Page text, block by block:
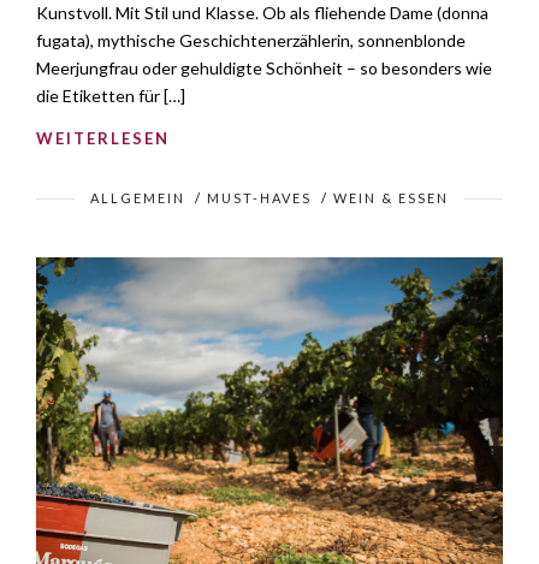
Kunstvoll. Mit Stil und Klasse. Ob als fliehende Dame (donna
fugata), mythische Geschichtenerzählerin, sonnenblonde
Meerjungfrau oder gehuldigte Schönheit – so besonders wie
die Etiketten für […]
WEITERLESEN
ALLGEMEIN / MUST-HAVES / WEIN & ESSEN